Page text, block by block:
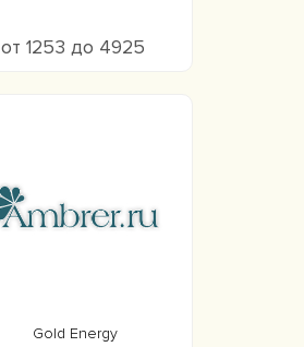
от 1253 до 4925
Gold Energy